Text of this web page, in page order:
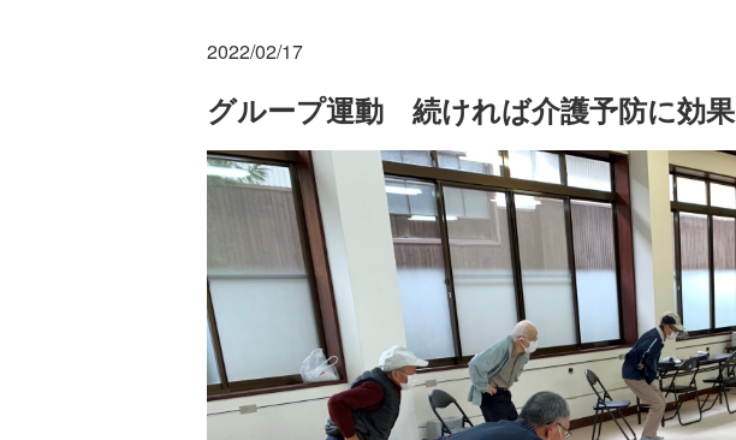
2022/02/17
グループ運動 続ければ介護予防に効果